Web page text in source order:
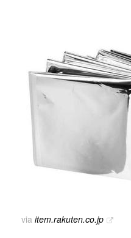
via item.rakuten.co.jp